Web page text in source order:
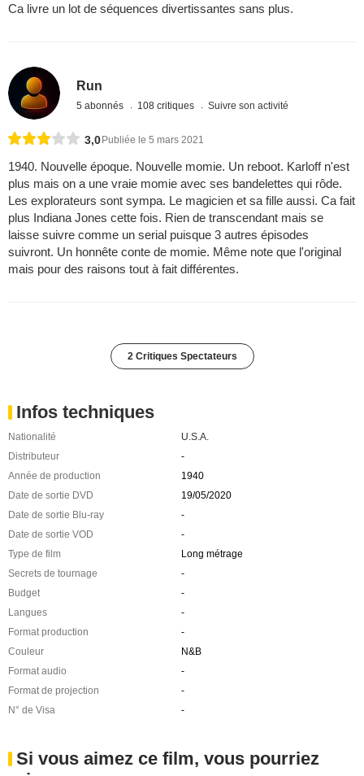
Ca livre un lot de séquences divertissantes sans plus.
Run
5 abonnés 108 critiques Suivre son activité
3,0Publiée le 5 mars 2021
1940. Nouvelle époque. Nouvelle momie. Un reboot. Karloff n'est
plus mais on a une vraie momie avec ses bandelettes qui rôde.
Les explorateurs sont sympa. Le magicien et sa fille aussi. Ca fait
plus Indiana Jones cette fois. Rien de transcendant mais se
laisse suivre comme un serial puisque 3 autres épisodes
suivront. Un honnête conte de momie. Même note que l'original
mais pour des raisons tout à fait différentes.
2 Critiques Spectateurs
Infos techniques
Nationalité
U.S.A.
Distributeur
-
Année de production
1940
Date de sortie DVD
19/05/2020
Date de sortie Blu-ray
-
Date de sortie VOD
-
Type de film
Long métrage
Secrets de tournage
-
Budget
-
Langues
-
Format production
-
Couleur
N&B
Format audio
-
Format de projection
-
N° de Visa
-
Si vous aimez ce film, vous pourriez